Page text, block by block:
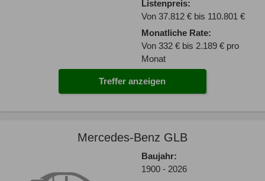
Listenpreis:
Von 37.812 € bis 110.801 €
Monatliche Rate:
Von 332 € bis 2.189 € pro
Monat
Treffer anzeigen
Mercedes-Benz GLB
Baujahr:
1900 - 2026